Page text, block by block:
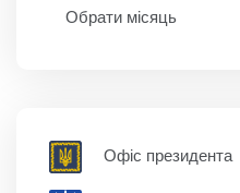
Офіс президента